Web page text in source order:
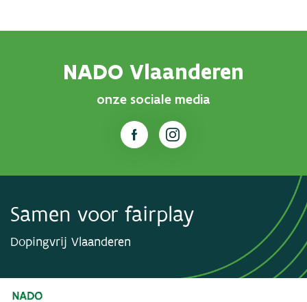
NADO Vlaanderen
onze sociale media
Samen voor fairplay
Dopingvrij Vlaanderen